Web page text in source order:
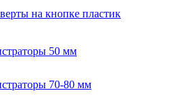
на кнопке пластик
50 мм
70-80 мм